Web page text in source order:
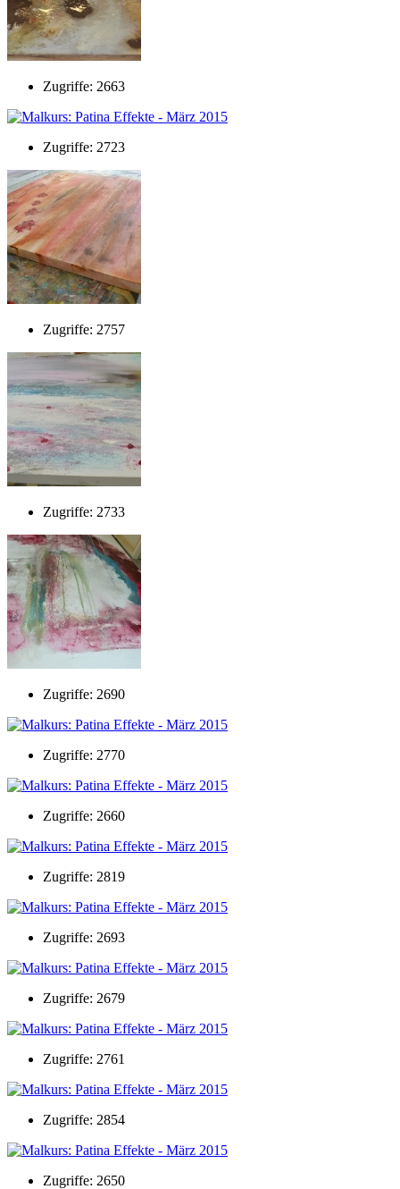
Zugriffe: 2663
Zugriffe: 2723
Zugriffe: 2757
Zugriffe: 2733
Zugriffe: 2690
Zugriffe: 2770
Zugriffe: 2660
Zugriffe: 2819
Zugriffe: 2693
Zugriffe: 2679
Zugriffe: 2761
Zugriffe: 2854
Zugriffe: 2650